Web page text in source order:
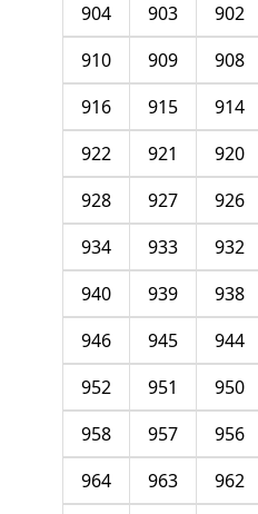
902
903
904
908
909
910
914
915
916
920
921
922
926
927
928
932
933
934
938
939
940
944
945
946
950
951
952
956
957
958
962
963
964